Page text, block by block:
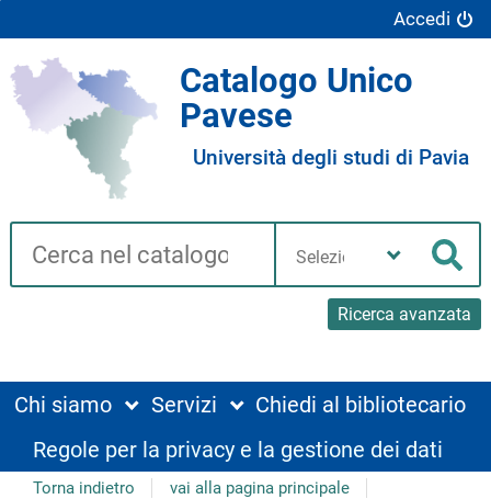
Accedi
Catalogo Unico
Pavese
Università degli studi di Pavia
Cerca su "Catalogo"
Ricerca avanzata
biblioteca
Chi siamo Servizi
Chiedi al bibliotecario
Regole per la privacy e la gestione dei dati
Torna indietro vai alla pagina principale